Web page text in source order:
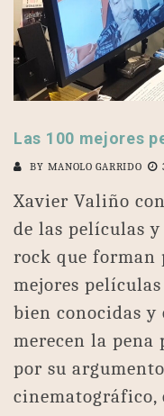
Las 100 mejores
BY MANOLO GARRIDO
Xavier Valiño
de las películas
rock que forman
mejores
bien conocidas y
merecen la pena
por su